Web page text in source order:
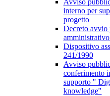
Avviso
interno per
progetto
Decreto avvio
Dispositivo
241/1990
Avviso
conferimento
supporto "
knowledge"